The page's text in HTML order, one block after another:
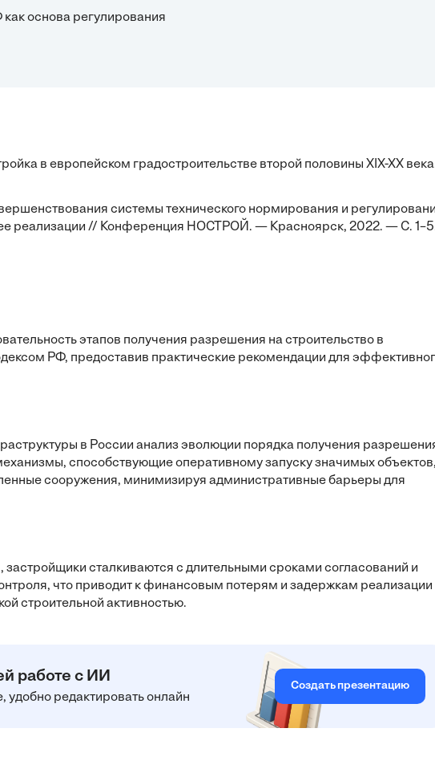
как основа регулирования
в европейском градостроительстве второй половины XIX-XX
системы технического нормирования и
ее реализации // Конференция НОСТРОЙ. — Красноярск, 2022. — С.
этапов получения разрешения на строительство в
РФ, предоставив практические рекомендации для
в России анализ эволюции порядка получения
способствующие оперативному запуску значимых
сооружения, минимизируя административные барьеры для
сталкиваются с длительными сроками согласований и
что приводит к финансовым потерям и задержкам реализации
строительной активностью.
работе с ИИ
удобно редактировать онлайн
Создать презентацию